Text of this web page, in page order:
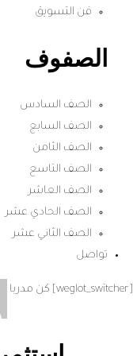
فن التسويق
الصفوف
الصف السادس
الصف السابع
الصف الثامن
الصف التاسع
الصف العاشر
الصف الحادي عشر
الصف الثاني عشر
تواصل
[weglot_switcher] كن مدربا